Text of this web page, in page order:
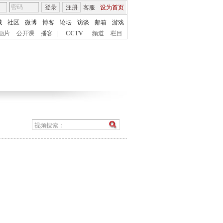
客服 设为首页
登录 注册
社区 微博 博客 论坛 访谈 邮箱
游戏
片 公开课 播客 CCTV 频道 栏目